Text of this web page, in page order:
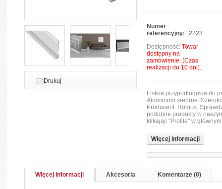
Drukuj
Numer
referencyjny:
2223
Dostępność: Towar
dostępny na
zamówienie. (Czas
realizacji do 10 dni).
Listwa przypodłogowa do
Aluminium srebrne.
Producent: Romus.
podobne produkty w
klikając "Profile" w
Więcej informacji
Więcej informacji Akcesoria Komentarze (0)